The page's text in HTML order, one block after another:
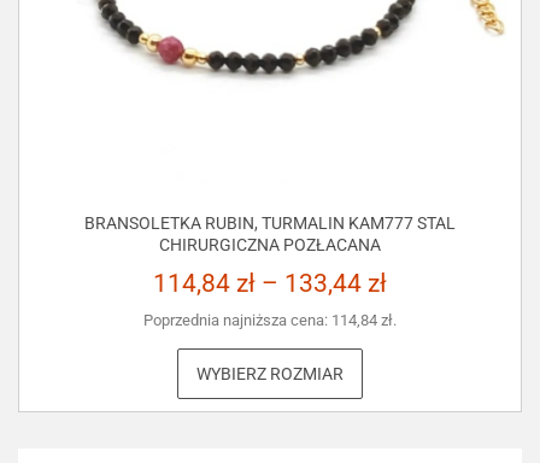
BRANSOLETKA RUBIN, TURMALIN KAM777 STAL
CHIRURGICZNA POZŁACANA
114,84 zł – 133,44 zł
Poprzednia najniższa cena: 114,84 zł.
WYBIERZ ROZMIAR